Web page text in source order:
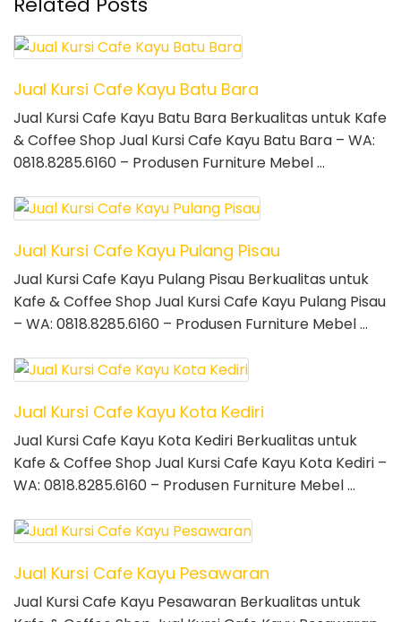
Jual Kursi Cafe Kayu Batu Bara
Jual Kursi Cafe Kayu Batu Bara Berkualitas untuk Kafe
& Coffee Shop Jual Kursi Cafe Kayu Batu Bara – WA:
0818.8285.6160 – Produsen Furniture Mebel …
Jual Kursi Cafe Kayu Pulang Pisau
Jual Kursi Cafe Kayu Pulang Pisau Berkualitas untuk
Kafe & Coffee Shop Jual Kursi Cafe Kayu Pulang Pisau
– WA: 0818.8285.6160 – Produsen Furniture Mebel …
Jual Kursi Cafe Kayu Kota Kediri
Jual Kursi Cafe Kayu Kota Kediri Berkualitas untuk
Kafe & Coffee Shop Jual Kursi Cafe Kayu Kota Kediri –
WA: 0818.8285.6160 – Produsen Furniture Mebel …
Jual Kursi Cafe Kayu Pesawaran
Jual Kursi Cafe Kayu Pesawaran Berkualitas untuk